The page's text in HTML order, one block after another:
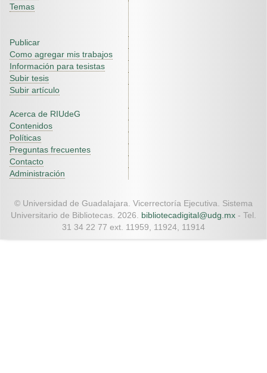
Temas
Publicar
Como agregar mis trabajos
Información para tesistas
Subir tesis
Subir artículo
Acerca de RIUdeG
Contenidos
Políticas
Preguntas frecuentes
Contacto
Administración
© Universidad de Guadalajara. Vicerrectoría Ejecutiva. Sistema
Universitario de Bibliotecas. 2026. bibliotecadigital@udg.mx - Tel.
31 34 22 77 ext. 11959, 11924, 11914